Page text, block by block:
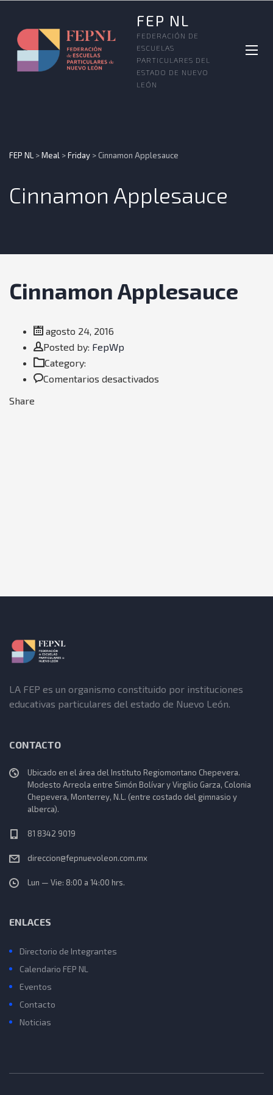
FEP NL
FEDERACIÓN DE
ESCUELAS
PARTICULARES DEL
ESTADO DE NUEVO
LEÓN
FEP NL >Meal >Friday > Cinnamon Applesauce
Cinnamon Applesauce
Cinnamon Applesauce
agosto 24, 2016
Posted by: Author
FepWp
Category:
Comentarios desactivados
Share
LA FEP es un organismo constituido por instituciones
educativas particulares del estado de Nuevo León.
CONTACTO
Ubicado en el área del Instituto Regiomontano Chepevera.
Modesto Arreola entre Simón Bolívar y Virgilio Garza, Colonia
Chepevera, Monterrey, N.L. (entre costado del gimnasio y
alberca).
81 8342 9019
direccion@fepnuevoleon.com.mx
Lun — Vie: 8:00 a 14:00 hrs.
ENLACES
Directorio de Integrantes
Calendario FEP NL
Eventos
Contacto
Noticias